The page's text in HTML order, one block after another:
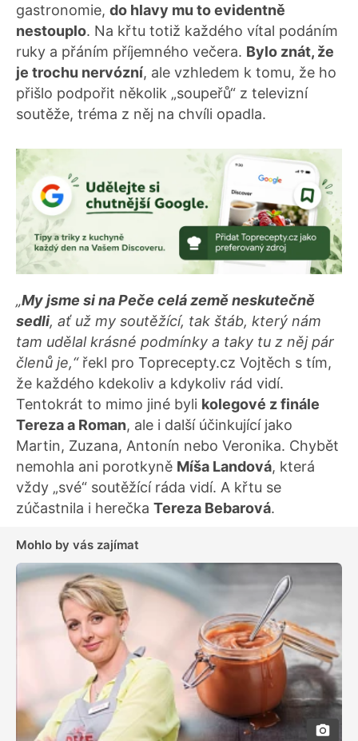
gastronomie, do hlavy mu to evidentně
nestouplo. Na křtu totiž každého vítal podáním
ruky a přáním příjemného večera. Bylo znát, že
je trochu nervózní, ale vzhledem k tomu, že ho
přišlo podpořit několik „soupeřů“ z televizní
soutěže, tréma z něj na chvíli opadla.
„My jsme si na Peče celá země neskutečně
sedli, ať už my soutěžící, tak štáb, který nám
tam udělal krásné podmínky a taky tu z něj pár
členů je,“řekl pro Toprecepty.cz Vojtěch s tím,
že každého kdekoliv a kdykoliv rád vidí.
Tentokrát to mimo jiné byli kolegové z finále
Tereza a Roman, ale i další účinkující jako
Martin, Zuzana, Antonín nebo Veronika. Chybět
nemohla ani porotkyně Míša Landová, která
vždy „své“ soutěžící ráda vidí. A křtu se
zúčastnila i herečka Tereza Bebarová.
Mohlo by vás zajímat